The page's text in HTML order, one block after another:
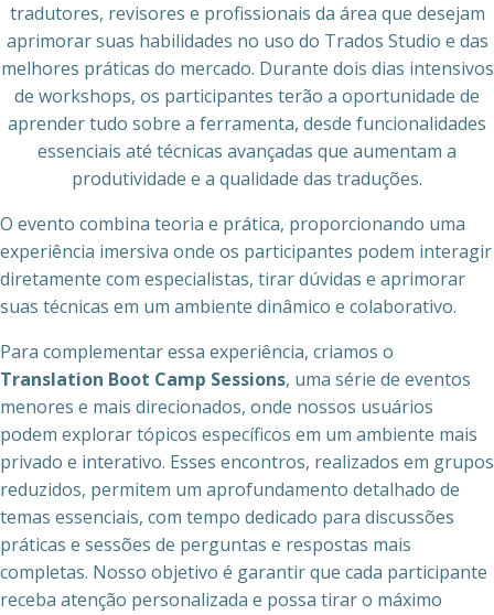
tradutores, revisores e profissionais da área que desejam
aprimorar suas habilidades no uso do Trados Studio e das
melhores práticas do mercado. Durante dois dias intensivos
de workshops, os participantes terão a oportunidade de
aprender tudo sobre a ferramenta, desde funcionalidades
essenciais até técnicas avançadas que aumentam a
produtividade e a qualidade das traduções.
O evento combina teoria e prática, proporcionando uma
experiência imersiva onde os participantes podem interagir
diretamente com especialistas, tirar dúvidas e aprimorar
suas técnicas em um ambiente dinâmico e colaborativo.
Para complementar essa experiência, criamos o
Translation Boot Camp Sessions, uma série de eventos
menores e mais direcionados, onde nossos usuários
podem explorar tópicos específicos em um ambiente mais
privado e interativo. Esses encontros, realizados em grupos
reduzidos, permitem um aprofundamento detalhado de
temas essenciais, com tempo dedicado para discussões
práticas e sessões de perguntas e respostas mais
completas. Nosso objetivo é garantir que cada participante
receba atenção personalizada e possa tirar o máximo